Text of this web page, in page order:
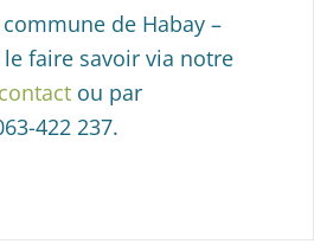
de Habay –
faire savoir via notre
ou par
422 237.